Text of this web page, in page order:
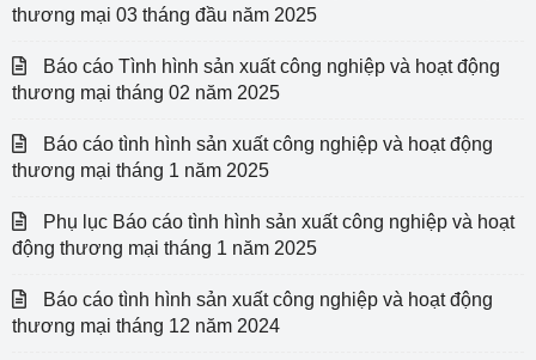
thương mại 03 tháng đầu năm 2025
Báo cáo Tình hình sản xuất công nghiệp và hoạt động
thương mại tháng 02 năm 2025
Báo cáo tình hình sản xuất công nghiệp và hoạt động
thương mại tháng 1 năm 2025
Phụ lục Báo cáo tình hình sản xuất công nghiệp và hoạt
động thương mại tháng 1 năm 2025
Báo cáo tình hình sản xuất công nghiệp và hoạt động
thương mại tháng 12 năm 2024